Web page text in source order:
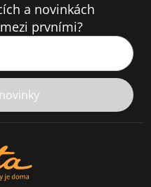
a novinkách
prvními?